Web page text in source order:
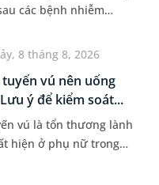
các bệnh nhiễm
hoặc ung thư. Để tìm
nhân gây viêm,...
8 tháng 8, 2026
tuyến vú nên uống
ý để kiểm soát...
vú là tổn thương lành
hiện ở phụ nữ trong